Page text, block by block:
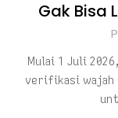
Gak Bisa
Mulai 1 Juli
verifikasi wajah